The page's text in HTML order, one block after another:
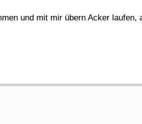
und mit mir übern Acker